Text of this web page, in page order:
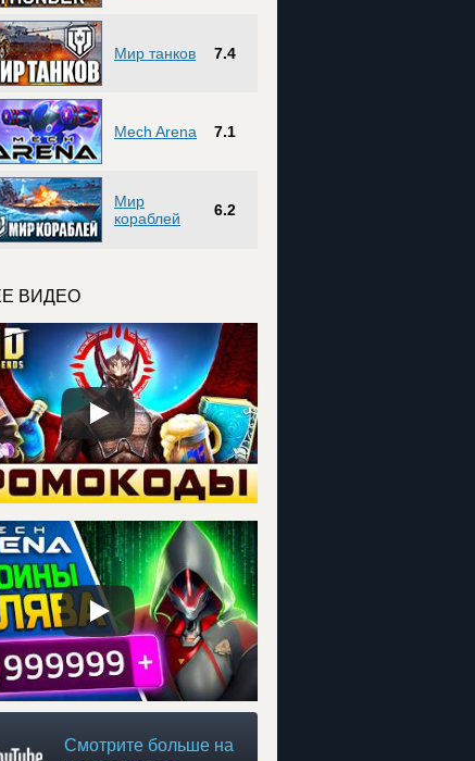
Мир танков 7.4
Mech Arena 7.1
Мир
кораблей
6.2
ВИДЕО
Смотрите больше на